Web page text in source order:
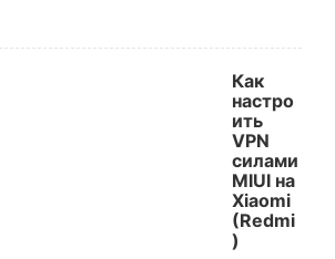
Как
настро
ить
VPN
силами
MIUI на
Xiaomi
(Redmi
)